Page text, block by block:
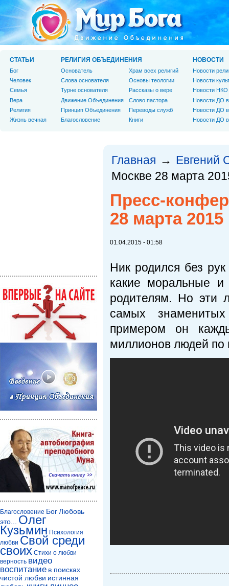
Главная → Евгений
Москве 28 марта
Пресс-
28 марта 2015
01.04.2015 - 01:58
Ник родился без
какие моральные
родителям. Но эти
самых
примером он
миллионов людей по
СТАТЬИ
Бог
Человек
Cемья
Вера
Религия
Жизнь вечная
РЕЛИГИЯ ОБЪЕДИНЕНИЯ
Основатель
Слова основателя
Турне основателя
Движение Объединения
Принцип Объединения
Благословение
Храм всех религий
Основы теологии
Рассказы о вере
Слово пастора
Переводы служб
Книги
НОВОСТИ
Новости
Новости
Новости НКО
Новости ДО
Новости ДО
Новости ДО
Благословение БогЛюбовь
это...
Олег
Кузьмин Психология
любви Свой среди
своих Стихи о любви
верность видео
воспитание в поисках
чистой любви истинная